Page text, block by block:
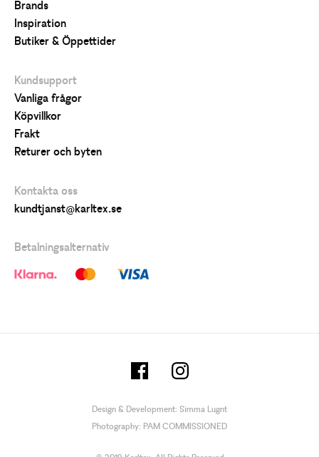
Brands
Inspiration
Butiker & Öppettider
Kundsupport
Vanliga frågor
Köpvillkor
Frakt
Returer och byten
Kontakta oss
kundtjanst@karltex.se
Betalningsalternativ
Design & Development: Simma Lugnt
Photography: PAM COMMISSIONED